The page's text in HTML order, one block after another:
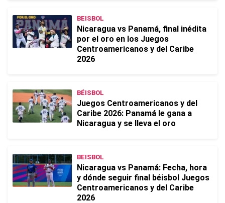
BEISBOL
Nicaragua vs Panamá, final inédita
por el oro en los Juegos
Centroamericanos y del Caribe
2026
BÉISBOL
Juegos Centroamericanos y del
Caribe 2026: Panamá le gana a
Nicaragua y se lleva el oro
BEISBOL
Nicaragua vs Panamá: Fecha, hora
y dónde seguir final béisbol Juegos
Centroamericanos y del Caribe
2026